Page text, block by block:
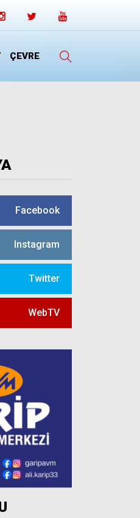
ÇEVRE
Facebook
Instagram
Twitter
WebTV